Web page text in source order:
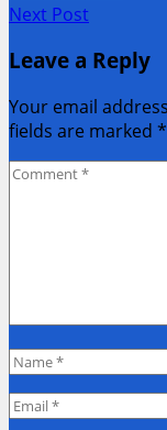
navigation
Previous
Next Post
Post:
Leave a Reply
Your email
fields are marked *
Comment
Name
Email